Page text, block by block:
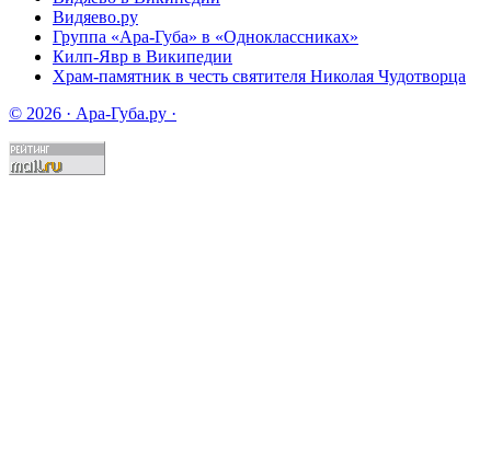
Видяево.ру
Группа «Ара-Губа» в «Одноклассниках»
Килп-Явр в Википедии
Храм-памятник в честь святителя Николая Чудотворца
© 2026 · Ара-Губа.ру ·